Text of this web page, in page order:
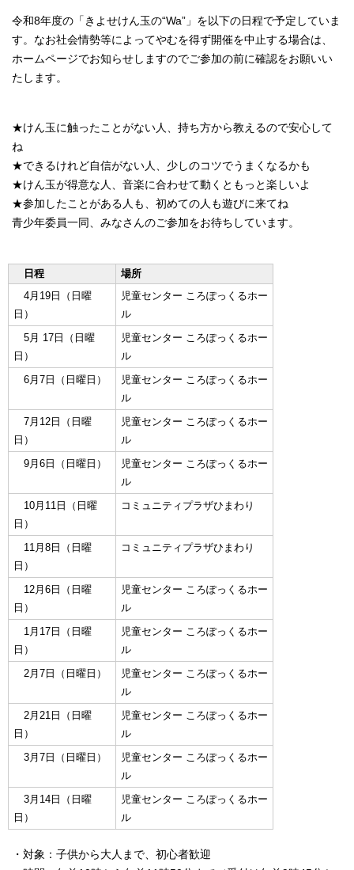
令和8年度の「きよせけん玉の“Wa”」を以下の日程で予定していま
す。なお社会情勢等によってやむを得ず開催を中止する場合は、
ホームページでお知らせしますのでご参加の前に確認をお願いい
たします。
★けん玉に触ったことがない人、持ち方から教えるので安心して
ね
★できるけれど自信がない人、少しのコツでうまくなるかも
★けん玉が得意な人、音楽に合わせて動くともっと楽しいよ
★参加したことがある人も、初めての人も遊びに来てね
青少年委員一同、みなさんのご参加をお待ちしています。
日程
場所
4月19日（日曜
日）
児童センター ころぽっくるホー
ル
5月 17日（日曜
日）
児童センター ころぽっくるホー
ル
6月7日（日曜日）
児童センター ころぽっくるホー
ル
7月12日（日曜
日）
児童センター ころぽっくるホー
ル
9月6日（日曜日）
児童センター ころぽっくるホー
ル
10月11日（日曜
日）
コミュニティプラザひまわり
11月8日（日曜
日）
コミュニティプラザひまわり
12月6日（日曜
日）
児童センター ころぽっくるホー
ル
1月17日（日曜
日）
児童センター ころぽっくるホー
ル
2月7日（日曜日）
児童センター ころぽっくるホー
ル
2月21日（日曜
日）
児童センター ころぽっくるホー
ル
3月7日（日曜日）
児童センター ころぽっくるホー
ル
3月14日（日曜
日）
児童センター ころぽっくるホー
ル
・対象：子供から大人まで、初心者歓迎